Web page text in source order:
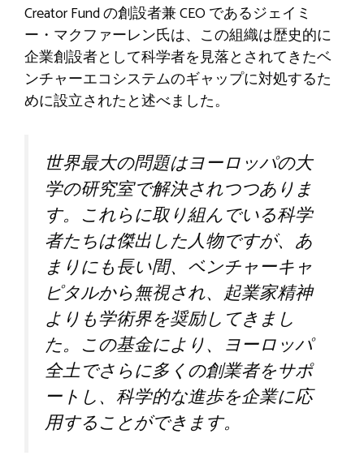
Creator Fund の創設者兼 CEO であるジェイミ
ー・マクファーレン氏は、この組織は歴史的に
企業創設者として科学者を見落とされてきたベ
ンチャーエコシステムのギャップに対処するた
めに設立されたと述べました。
世界最大の問題はヨーロッパの大
学の研究室で解決されつつありま
す。これらに取り組んでいる科学
者たちは傑出した人物ですが、あ
まりにも長い間、ベンチャーキャ
ピタルから無視され、起業家精神
よりも学術界を奨励してきまし
た。この基金により、ヨーロッパ
全土でさらに多くの創業者をサポ
ートし、科学的な進歩を企業に応
用することができます。